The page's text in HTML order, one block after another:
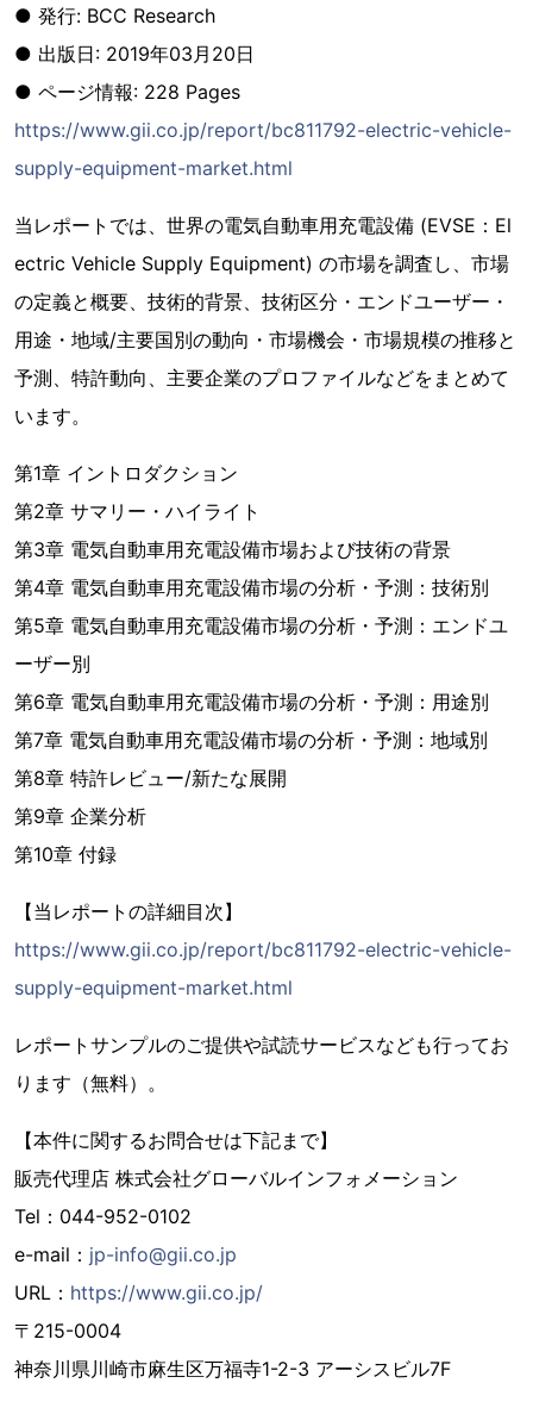
● 発行: BCC Research
● 出版日: 2019年03月20日
● ページ情報: 228 Pages
https://www.gii.co.jp/report/bc811792-electric-vehicle-
supply-equipment-market.html
当レポートでは、世界の電気自動車用充電設備 (EVSE：El
ectric Vehicle Supply Equipment) の市場を調査し、市場
の定義と概要、技術的背景、技術区分・エンドユーザー・
用途・地域/主要国別の動向・市場機会・市場規模の推移と
予測、特許動向、主要企業のプロファイルなどをまとめて
います。
第1章 イントロダクション
第2章 サマリー・ハイライト
第3章 電気自動車用充電設備市場および技術の背景
第4章 電気自動車用充電設備市場の分析・予測：技術別
第5章 電気自動車用充電設備市場の分析・予測：エンドユ
ーザー別
第6章 電気自動車用充電設備市場の分析・予測：用途別
第7章 電気自動車用充電設備市場の分析・予測：地域別
第8章 特許レビュー/新たな展開
第9章 企業分析
第10章 付録
【当レポートの詳細目次】
https://www.gii.co.jp/report/bc811792-electric-vehicle-
supply-equipment-market.html
レポートサンプルのご提供や試読サービスなども行ってお
ります（無料）。
【本件に関するお問合せは下記まで】
販売代理店 株式会社グローバルインフォメーション
Tel：044-952-0102
e-mail： jp-info@gii.co.jp
URL： https://www.gii.co.jp/
〒215-0004
神奈川県川崎市麻生区万福寺1-2-3 アーシスビル7F